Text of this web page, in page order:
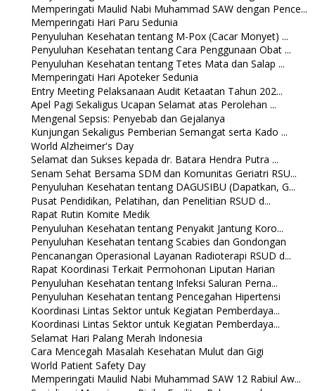
Memperingati Maulid Nabi Muhammad SAW dengan Pence...
Memperingati Hari Paru Sedunia
Penyuluhan Kesehatan tentang M-Pox (Cacar Monyet) ...
Penyuluhan Kesehatan tentang Cara Penggunaan Obat ...
Penyuluhan Kesehatan tentang Tetes Mata dan Salap ...
Memperingati Hari Apoteker Sedunia
Entry Meeting Pelaksanaan Audit Ketaatan Tahun 202...
Apel Pagi Sekaligus Ucapan Selamat atas Perolehan ...
Mengenal Sepsis: Penyebab dan Gejalanya
Kunjungan Sekaligus Pemberian Semangat serta Kado ...
World Alzheimer's Day
Selamat dan Sukses kepada dr. Batara Hendra Putra ...
Senam Sehat Bersama SDM dan Komunitas Geriatri RSU...
Penyuluhan Kesehatan tentang DAGUSIBU (Dapatkan, G...
Pusat Pendidikan, Pelatihan, dan Penelitian RSUD d...
Rapat Rutin Komite Medik
Penyuluhan Kesehatan tentang Penyakit Jantung Koro...
Penyuluhan Kesehatan tentang Scabies dan Gondongan
Pencanangan Operasional Layanan Radioterapi RSUD d...
Rapat Koordinasi Terkait Permohonan Liputan Harian
Penyuluhan Kesehatan tentang Infeksi Saluran Perna...
Penyuluhan Kesehatan tentang Pencegahan Hipertensi
Koordinasi Lintas Sektor untuk Kegiatan Pemberdaya...
Koordinasi Lintas Sektor untuk Kegiatan Pemberdaya...
Selamat Hari Palang Merah Indonesia
Cara Mencegah Masalah Kesehatan Mulut dan Gigi
World Patient Safety Day
Memperingati Maulid Nabi Muhammad SAW 12 Rabiul Aw...